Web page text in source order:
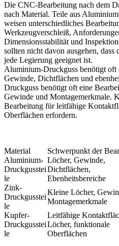
Die CNC-Bearbeitung nach dem
nach Material. Teile aus
weisen unterschiedliches
Werkzeugverschleiß,
Dimensionsstabilität und
sollten nicht davon ausgehen, dass
jede Legierung geeignet ist.
Aluminium-Druckguss benötigt oft
Gewinde, Dichtflächen und
Druckguss benötigt oft eine
Gewinde und Montagemerkmale.
Bearbeitung für leitfähige
Oberflächen erfordern.
Material Schwerpunkt der
Aluminium-
Druckgusstei
le
Löcher, Gewinde,
Dichtflächen,
Ebenheitsbereiche
Zink-
Druckgusstei
le
Kleine Löcher,
Montagemerkmale
Kupfer-
Druckgusstei
le
Leitfähige
Löcher, funktionale
Oberflächen